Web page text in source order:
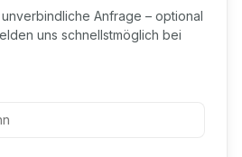
Anfrage – optional
uns schnellstmöglich bei